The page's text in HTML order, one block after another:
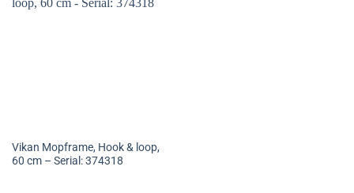
Vikan Mopframe, Hook & loop,
60 cm – Serial: 374318